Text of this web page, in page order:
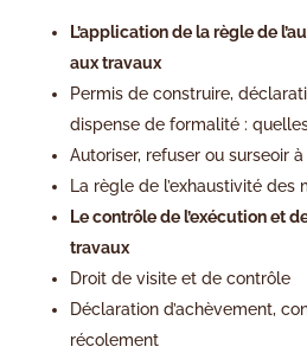
L’application de la règle de
aux travaux
Permis de construire,
dispense de formalité :
Autoriser, refuser ou surseoir
La règle de l’exhaustivité des
Le contrôle de l’exécution et
travaux
Droit de visite et de contrôle
Déclaration d’achèvement,
récolement